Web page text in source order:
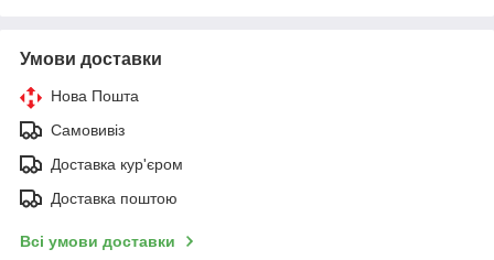
Умови доставки
Нова Пошта
Самовивіз
Доставка кур'єром
Доставка поштою
Всі умови доставки